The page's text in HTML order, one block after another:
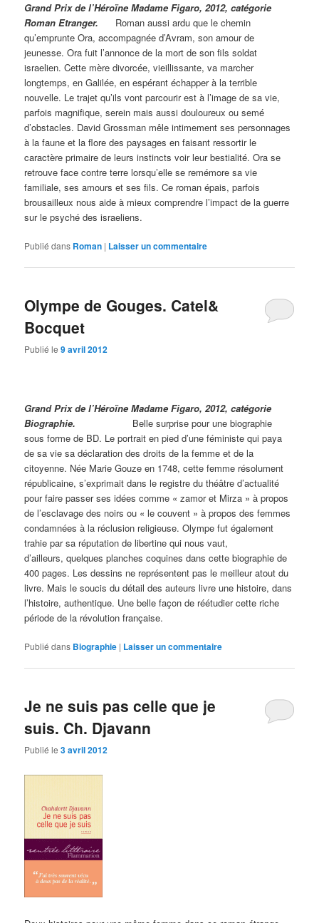
Grand Prix de l’Héroïne Madame Figaro, 2012, catégorie
Roman Etranger. Roman aussi ardu que le chemin
qu’emprunte Ora, accompagnée d’Avram, son amour de
jeunesse. Ora fuit l’annonce de la mort de son fils soldat
israelien. Cette mère divorcée, vieillissante, va marcher
longtemps, en Galilée, en espérant échapper à la terrible
nouvelle. Le trajet qu’ils vont parcourir est à l’image de sa vie,
parfois magnifique, serein mais aussi douloureux ou semé
d’obstacles. David Grossman mêle intimement ses personnages
à la faune et la flore des paysages en faisant ressortir le
caractère primaire de leurs instincts voir leur bestialité. Ora se
retrouve face contre terre lorsqu’elle se remémore sa vie
familiale, ses amours et ses fils. Ce roman épais, parfois
brousailleux nous aide à mieux comprendre l’impact de la guerre
sur le psyché des israeliens.
Publié dans Roman | Laisser un commentaire
Olympe de Gouges. Catel&
Bocquet
Publié le9 avril 2012
Grand Prix de l’Héroïne Madame Figaro, 2012, catégorie
Biographie. Belle surprise pour une biographie
sous forme de BD. Le portrait en pied d’une féministe qui paya
de sa vie sa déclaration des droits de la femme et de la
citoyenne. Née Marie Gouze en 1748, cette femme résolument
républicaine, s’exprimait dans le registre du théâtre d’actualité
pour faire passer ses idées comme « zamor et Mirza » à propos
de l’esclavage des noirs ou « le couvent » à propos des femmes
condamnées à la réclusion religieuse. Olympe fut également
trahie par sa réputation de libertine qui nous vaut,
d’ailleurs, quelques planches coquines dans cette biographie de
400 pages. Les dessins ne représentent pas le meilleur atout du
livre. Mais le soucis du détail des auteurs livre une histoire, dans
l’histoire, authentique. Une belle façon de réétudier cette riche
période de la révolution française.
Publié dans Biographie | Laisser un commentaire
Je ne suis pas celle que je
suis. Ch. Djavann
Publié le3 avril 2012